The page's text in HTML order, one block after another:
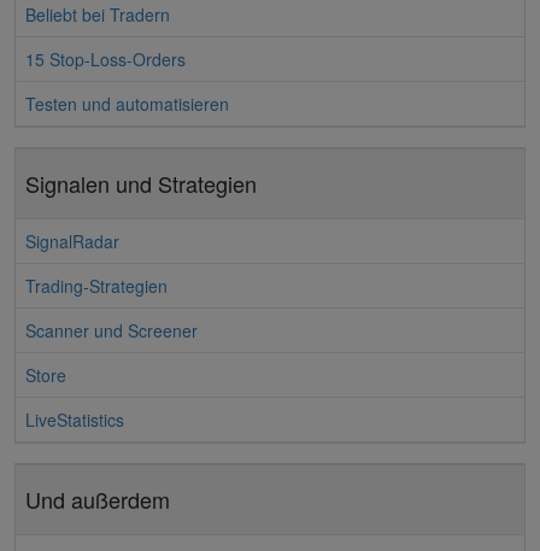
Beliebt bei Tradern
15 Stop-Loss-Orders
Testen und automatisieren
Signalen und Strategien
SignalRadar
Trading-Strategien
Scanner und Screener
Store
LiveStatistics
Und außerdem